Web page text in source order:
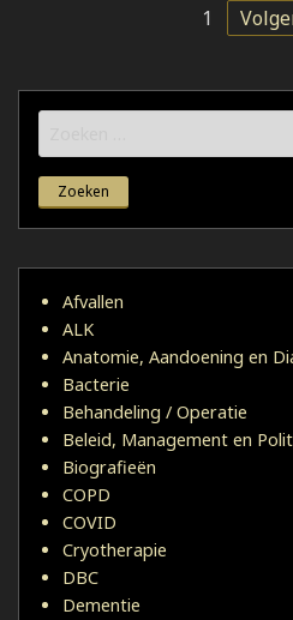
1
naar:
Afvallen
ALK
Anatomie, Aandoening en
Bacterie
Behandeling / Operatie
Beleid, Management en
Biografieën
COPD
COVID
Cryotherapie
DBC
Dementie